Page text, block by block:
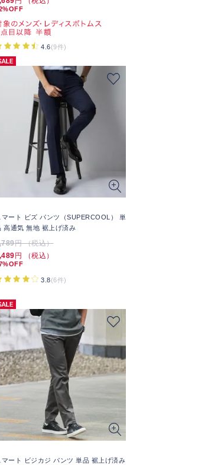
4.6(9件)
マート ビズ パンツ（SUPERCOOL） 単
高通気 無地 裾上げ済み
円 （税込）
円 （税込）
3.8(6件)
マート ビジカジ パンツ 単品 裾上げ済み